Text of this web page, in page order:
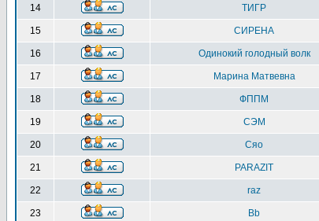
14 ТИГР
15 СИРЕНА
16 Одинокий голодный волк
17 Марина Матвевна
18 ФППМ
19 СЭМ
20 Сяо
21 PARAZIT
22 raz
23 Bb